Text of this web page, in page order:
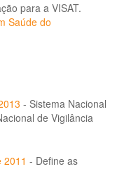
para a VISAT.
Saúde do
- Sistema Nacional
de Vigilância
2011 - Define as